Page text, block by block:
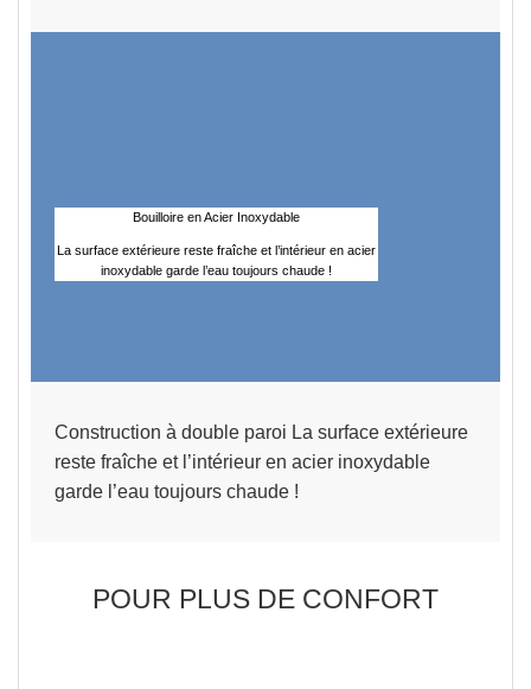
Bouilloire en Acier Inoxydable
La surface extérieure reste fraîche et l’intérieur en acier
inoxydable garde l’eau toujours chaude !
Construction à double paroi La surface extérieure
reste fraîche et l’intérieur en acier inoxydable
garde l’eau toujours chaude !
POUR PLUS DE CONFORT